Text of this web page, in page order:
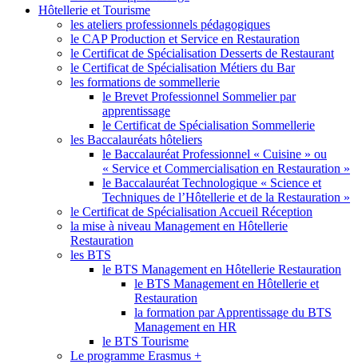
Hôtellerie et Tourisme
les ateliers professionnels pédagogiques
le CAP Production et Service en Restauration
le Certificat de Spécialisation Desserts de Restaurant
le Certificat de Spécialisation Métiers du Bar
les formations de sommellerie
le Brevet Professionnel Sommelier par
apprentissage
le Certificat de Spécialisation Sommellerie
les Baccalauréats hôteliers
le Baccalauréat Professionnel « Cuisine » ou
« Service et Commercialisation en Restauration »
le Baccalauréat Technologique « Science et
Techniques de l’Hôtellerie et de la Restauration »
le Certificat de Spécialisation Accueil Réception
la mise à niveau Management en Hôtellerie
Restauration
les BTS
le BTS Management en Hôtellerie Restauration
le BTS Management en Hôtellerie et
Restauration
la formation par Apprentissage du BTS
Management en HR
le BTS Tourisme
Le programme Erasmus +